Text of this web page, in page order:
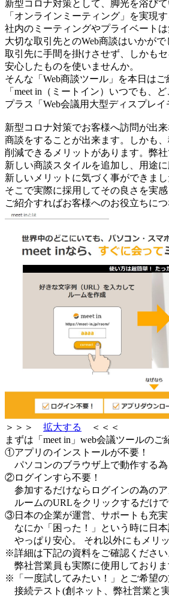
新型コロナ対策として、脚光を浴び
「オンラインミーティング」を実現
社内のミーティングやプライベート
大切な取引先とのWeb商談はいかがで
取引先に手間を掛けさせず、しかも
安心したものを使いませんか。
そんな「Web商談ツール」を本日はご
「meet in（ミートイン）いつでも、
プラス「Web会議用大型ディスプレイ
新型コロナ対策でお客様へ訪問が出
商談をすることが出来ます。しかも
削減できるメリットがあります。弊
新しい商談スタイルを追加し、用途
新しいメリットに気づく事ができまし
そこで実際に採用してその良さを実
ご紹介すればお客様へのお役立ちに
＞＞＞ 拡大する
＜＜＜
まずは「meet in」web会議ツールの
①アプリのインストールが不要！
パソコンのブラウザ上で動作する為
②ログインすら不要！
参加するだけならログインの為のア
ルームのURLをクリックするだけで
③日本の企業が運営、サポートも充実
なにか「困った！」という時に日
やっぱり安心。 それ以外にもメリ
※詳細は下記の資料をご確認ください
弊社営業員も実際に使用しておりま
※「一度試してみたい！」とご希望
接続テスト(創ネット、弊社営業と